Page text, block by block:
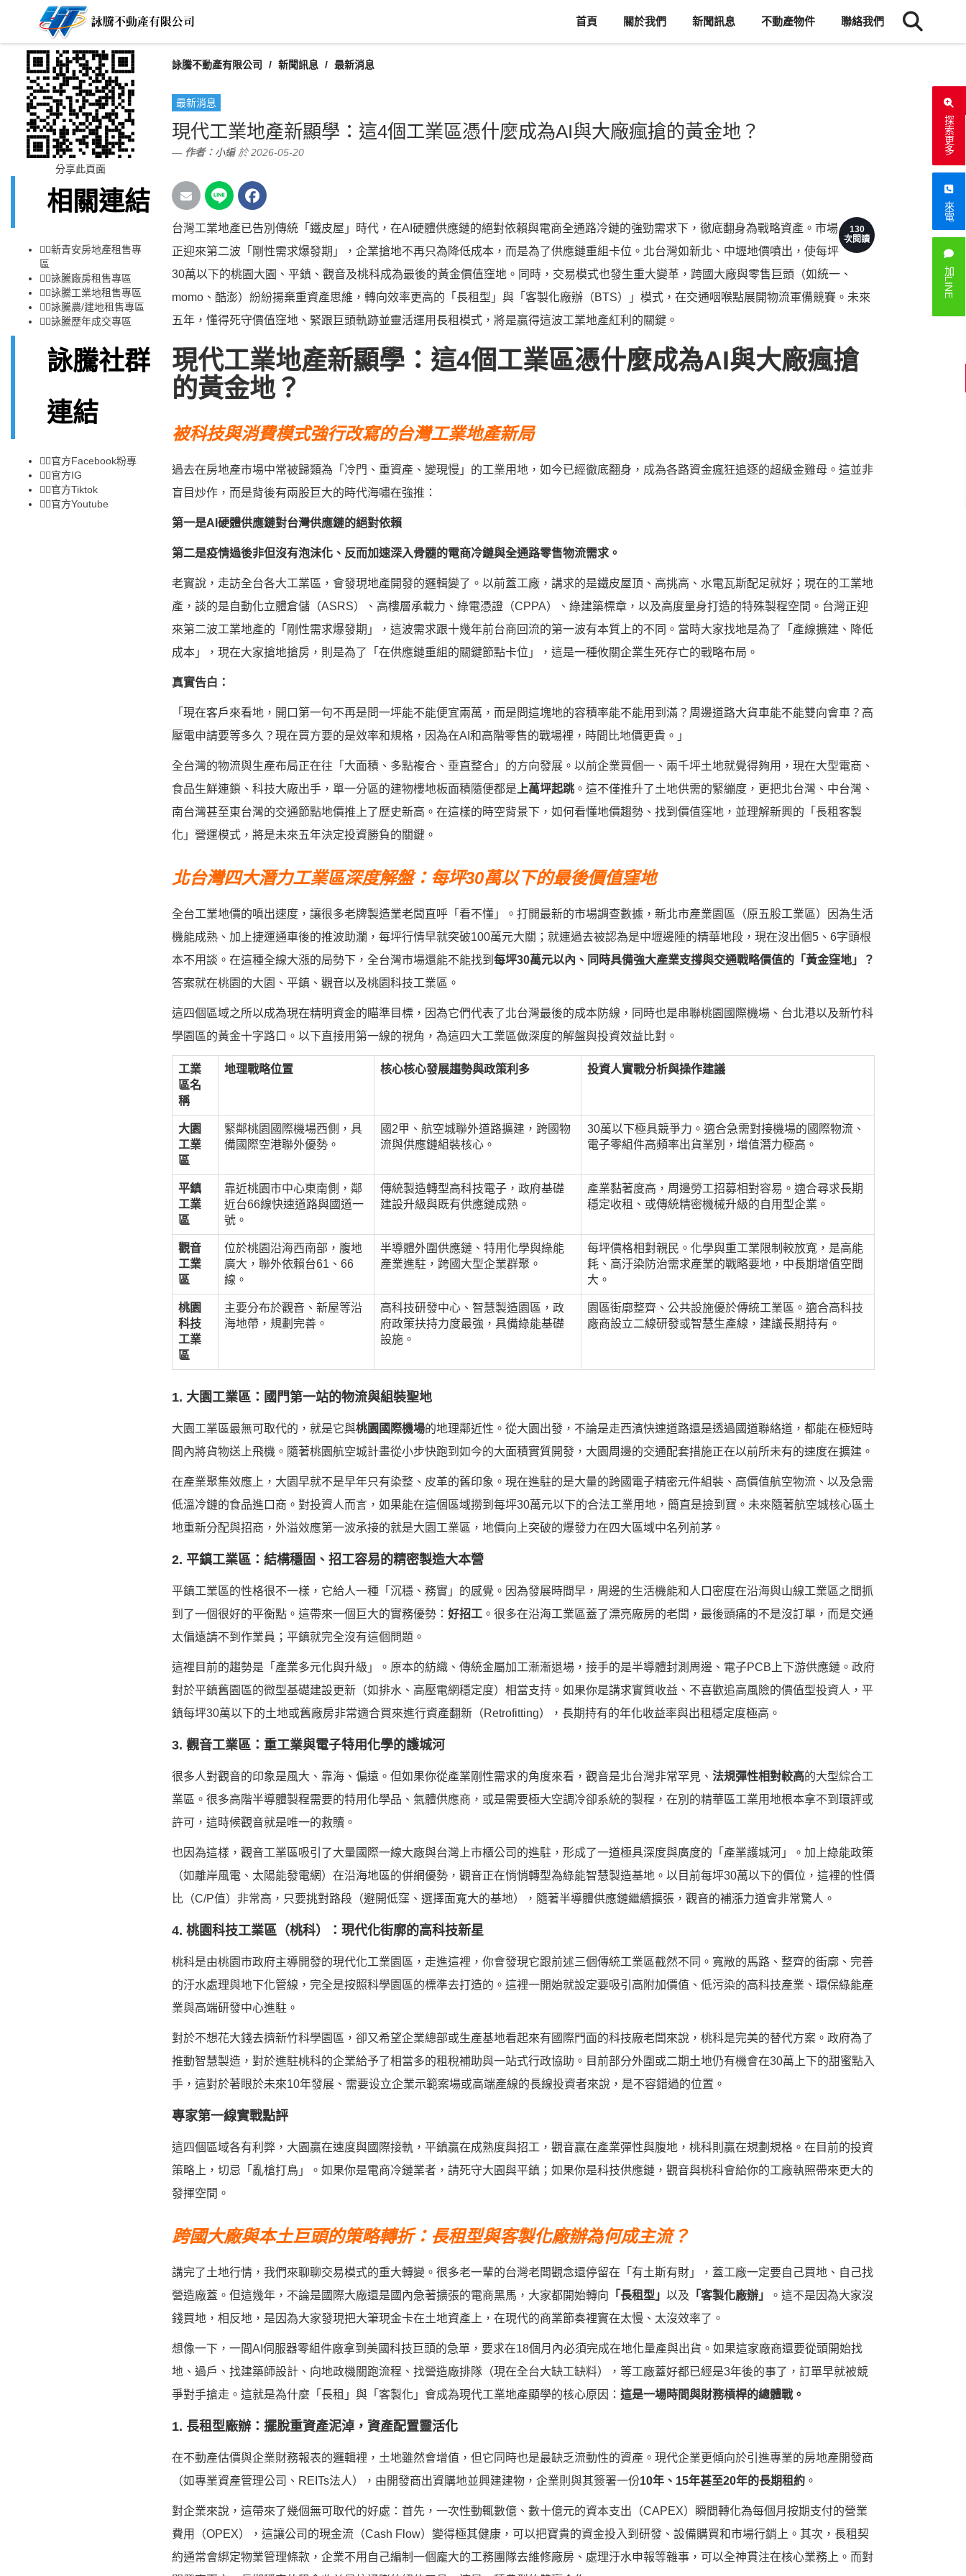
首頁 關於我們 新聞訊息 不動產物件 聯絡我們
探索更多
來電
加LINE
詠騰不動產有限公司 新聞訊息 最新消息
最新消息
現代工業地產新顯學：這4個工業區憑什麼成為AI與大廠瘋搶的黃金地？
作者： 小編於 2026-05-20
130
次閱讀
台灣工業地產已告別傳統「鐵皮屋」時代，在AI硬體供應鏈的絕對依賴與電商全通路冷鏈的強勁需求下，徹底翻身為戰略資產。市場
正迎來第二波「剛性需求爆發期」，企業搶地不再只為降低成本，而是為了供應鏈重組卡位。北台灣如新北、中壢地價噴出，使每坪
30萬以下的桃園大園、平鎮、觀音及桃科成為最後的黃金價值窪地。同時，交易模式也發生重大變革，跨國大廠與零售巨頭（如統一、
momo、酷澎）紛紛揚棄重資產思維，轉向效率更高的「長租型」與「客製化廠辦（BTS）」模式，在交通咽喉點展開物流軍備競賽。未來
五年，懂得死守價值窪地、緊跟巨頭軌跡並靈活運用長租模式，將是贏得這波工業地產紅利的關鍵。
現代工業地產新顯學：這4個工業區憑什麼成為AI與大廠瘋搶
的黃金地？
被科技與消費模式強行改寫的台灣工業地產新局
過去在房地產市場中常被歸類為「冷門、重資產、變現慢」的工業用地，如今已經徹底翻身，成為各路資金瘋狂追逐的超級金雞母。這並非
盲目炒作，而是背後有兩股巨大的時代海嘯在強推：
第一是AI硬體供應鏈對台灣供應鏈的絕對依賴
第二是疫情過後非但沒有泡沫化、反而加速深入骨髓的電商冷鏈與全通路零售物流需求。
老實說，走訪全台各大工業區，會發現地產開發的邏輯變了。以前蓋工廠，講求的是鐵皮屋頂、高挑高、水電瓦斯配足就好；現在的工業地
產，談的是自動化立體倉儲（ASRS）、高樓層承載力、綠電憑證（CPPA）、綠建築標章，以及高度量身打造的特殊製程空間。台灣正迎
來第二波工業地產的「剛性需求爆發期」，這波需求跟十幾年前台商回流的第一波有本質上的不同。當時大家找地是為了「產線擴建、降低
成本」，現在大家搶地搶房，則是為了「在供應鏈重組的關鍵節點卡位」，這是一種攸關企業生死存亡的戰略布局。
真實告白：
「現在客戶來看地，開口第一句不再是問一坪能不能便宜兩萬，而是問這塊地的容積率能不能用到滿？周邊道路大貨車能不能雙向會車？高
壓電申請要等多久？現在買方要的是效率和規格，因為在AI和高階零售的戰場裡，時間比地價更貴。」
全台灣的物流與生產布局正在往「大面積、多點複合、垂直整合」的方向發展。以前企業買個一、兩千坪土地就覺得夠用，現在大型電商、
食品生鮮連鎖、科技大廠出手，單一分區的建物樓地板面積隨便都是 上萬坪起跳。這不僅推升了土地供需的緊繃度，更把北台灣、中台灣、
南台灣甚至東台灣的交通節點地價推上了歷史新高。在這樣的時空背景下，如何看懂地價趨勢、找到價值窪地，並理解新興的「長租客製
化」營運模式，將是未來五年決定投資勝負的關鍵。
北台灣四大潛力工業區深度解盤：每坪30萬以下的最後價值窪地
全台工業地價的噴出速度，讓很多老牌製造業老闆直呼「看不懂」。打開最新的市場調查數據，新北市產業園區（原五股工業區）因為生活
機能成熟、加上捷運通車後的推波助瀾，每坪行情早就突破100萬元大關；就連過去被認為是中壢邊陲的精華地段，現在沒出個5、6字頭根
本不用談。在這種全線大漲的局勢下，全台灣市場還能不能找到 每坪30萬元以內、同時具備強大產業支撐與交通戰略價值的「黃金窪地」？
答案就在桃園的大園、平鎮、觀音以及桃園科技工業區。
這四個區域之所以成為現在精明資金的瞄準目標，因為它們代表了北台灣最後的成本防線，同時也是串聯桃園國際機場、台北港以及新竹科
學園區的黃金十字路口。以下直接用第一線的視角，為這四大工業區做深度的解盤與投資效益比對。
工業
區名
稱
地理戰略位置 核心核心發展趨勢與政策利多 投資人實戰分析與操作建議
大園
工業
區
緊鄰桃園國際機場西側，具
備國際空港聯外優勢。
國2甲、航空城聯外道路擴建，跨國物
流與供應鏈組裝核心。
30萬以下極具競爭力。適合急需對接機場的國際物流、
電子零組件高頻率出貨業別，增值潛力極高。
平鎮
工業
區
靠近桃園市中心東南側，鄰
近台66線快速道路與國道一
號。
傳統製造轉型高科技電子，政府基礎
建設升級與既有供應鏈成熟。
產業黏著度高，周邊勞工招募相對容易。適合尋求長期
穩定收租、或傳統精密機械升級的自用型企業。
觀音
工業
區
位於桃園沿海西南部，腹地
廣大，聯外依賴台61、66
線。
半導體外圍供應鏈、特用化學與綠能
產業進駐，跨國大型企業群聚。
每坪價格相對親民。化學與重工業限制較放寬，是高能
耗、高汙染防治需求產業的戰略要地，中長期增值空間
大。
桃園
科技
工業
區
主要分布於觀音、新屋等沿
海地帶，規劃完善。
高科技研發中心、智慧製造園區，政
府政策扶持力度最強，具備綠能基礎
設施。
園區街廓整齊、公共設施優於傳統工業區。適合高科技
廠商設立二線研發或智慧生產線，建議長期持有。
1. 大園工業區：國門第一站的物流與組裝聖地
大園工業區最無可取代的，就是它與桃園國際機場的地理鄰近性。從大園出發，不論是走西濱快速道路還是透過國道聯絡道，都能在極短時
間內將貨物送上飛機。隨著桃園航空城計畫從小步快跑到如今的大面積實質開發，大園周邊的交通配套措施正在以前所未有的速度在擴建。
在產業聚集效應上，大園早就不是早年只有染整、皮革的舊印象。現在進駐的是大量的跨國電子精密元件組裝、高價值航空物流、以及急需
低溫冷鏈的食品進口商。對投資人而言，如果能在這個區域撈到每坪30萬元以下的合法工業用地，簡直是撿到寶。未來隨著航空城核心區土
地重新分配與招商，外溢效應第一波承接的就是大園工業區，地價向上突破的爆發力在四大區域中名列前茅。
2. 平鎮工業區：結構穩固、招工容易的精密製造大本營
平鎮工業區的性格很不一樣，它給人一種「沉穩、務實」的感覺。因為發展時間早，周邊的生活機能和人口密度在沿海與山線工業區之間抓
到了一個很好的平衡點。這帶來一個巨大的實務優勢： 好招工 。很多在沿海工業區蓋了漂亮廠房的老闆，最後頭痛的不是沒訂單，而是交通
太偏遠請不到作業員；平鎮就完全沒有這個問題。
這裡目前的趨勢是「產業多元化與升級」。原本的紡織、傳統金屬加工漸漸退場，接手的是半導體封測周邊、電子PCB上下游供應鏈。政府
對於平鎮舊園區的微型基礎建設更新（如排水、高壓電網穩定度）相當支持。如果你是講求實質收益、不喜歡追高風險的價值型投資人，平
鎮每坪30萬以下的土地或舊廠房非常適合買來進行資產翻新（Retrofitting），長期持有的年化收益率與出租穩定度極高。
3. 觀音工業區：重工業與電子特用化學的護城河
很多人對觀音的印象是風大、靠海、偏遠。但如果你從產業剛性需求的角度來看，觀音是北台灣非常罕見、 法規彈性相對較高的大型綜合工
業區。很多高階半導體製程需要的特用化學品、氣體供應商，或是需要極大空調冷卻系統的製程，在別的精華區工業用地根本拿不到環評或
許可，這時候觀音就是唯一的救贖。
也因為這樣，觀音工業區吸引了大量國際一線大廠與台灣上市櫃公司的進駐，形成了一道極具深度與廣度的「產業護城河」。加上綠能政策
（如離岸風電、太陽能發電網）在沿海地區的併網優勢，觀音正在悄悄轉型為綠能智慧製造基地。以目前每坪30萬以下的價位，這裡的性價
比（C/P值）非常高，只要挑對路段（避開低窪、選擇面寬大的基地），隨著半導體供應鏈繼續擴張，觀音的補漲力道會非常驚人。
4. 桃園科技工業區（桃科）：現代化街廓的高科技新星
桃科是由桃園市政府主導開發的現代化工業園區，走進這裡，你會發現它跟前述三個傳統工業區截然不同。寬敞的馬路、整齊的街廓、完善
的汙水處理與地下化管線，完全是按照科學園區的標準去打造的。這裡一開始就設定要吸引高附加價值、低污染的高科技產業、環保綠能產
業與高端研發中心進駐。
對於不想花大錢去擠新竹科學園區，卻又希望企業總部或生產基地看起來有國際門面的科技廠老闆來說，桃科是完美的替代方案。政府為了
推動智慧製造，對於進駐桃科的企業給予了相當多的租稅補助與一站式行政協助。目前部分外圍或二期土地仍有機會在30萬上下的甜蜜點入
手，這對於著眼於未來10年發展、需要设立企業示範案場或高端產線的長線投資者來說，是不容錯過的位置。
專家第一線實戰點評
這四個區域各有利弊，大園贏在速度與國際接軌，平鎮贏在成熟度與招工，觀音贏在產業彈性與腹地，桃科則贏在規劃規格。在目前的投資
策略上，切忌「亂槍打鳥」。如果你是電商冷鏈業者，請死守大園與平鎮；如果你是科技供應鏈，觀音與桃科會給你的工廠執照帶來更大的
發揮空間。
跨國大廠與本土巨頭的策略轉折：長租型與客製化廠辦為何成主流？
講完了土地行情，我們來聊聊交易模式的重大轉變。很多老一輩的台灣老闆觀念還停留在「有土斯有財」，蓋工廠一定要自己買地、自己找
營造廠蓋。但這幾年，不論是國際大廠還是國內急著擴張的電商黑馬，大家都開始轉向 「長租型」 以及 「客製化廠辦」
。這不是因為大家沒
錢買地，相反地，是因為大家發現把大筆現金卡在土地資產上，在現代的商業節奏裡實在太慢、太沒效率了。
想像一下，一間AI伺服器零組件廠拿到美國科技巨頭的急單，要求在18個月內必須完成在地化量產與出貨。如果這家廠商還要從頭開始找
地、過戶、找建築師設計、向地政機關跑流程、找營造廠排隊（現在全台大缺工缺料），等工廠蓋好都已經是3年後的事了，訂單早就被競
爭對手搶走。這就是為什麼「長租」與「客製化」會成為現代工業地產顯學的核心原因： 這是一場時間與財務槓桿的總體戰。
1. 長租型廠辦：擺脫重資產泥淖，資產配置靈活化
在不動產估價與企業財務報表的邏輯裡，土地雖然會增值，但它同時也是最缺乏流動性的資產。現代企業更傾向於引進專業的房地產開發商
（如專業資產管理公司、REITs法人），由開發商出資購地並興建建物，企業則與其簽署一份10年、15年甚至20年的長期租約 。
對企業來說，這帶來了幾個無可取代的好處：首先，一次性動輒數億、數十億元的資本支出（CAPEX）瞬間轉化為每個月按期支付的營業
費用（OPEX），這讓公司的現金流（Cash Flow）變得極其健康，可以把寶貴的資金投入到研發、設備購買和市場行銷上。其次，長租契
約通常會綁定物業管理條款，企業不用自己編制一個龐大的工務團隊去維修廠房、處理汙水申報等雜事，可以全神貫注在核心業務上。而對
分享此頁面
相關連結
👉🏻新青安房地產租售專
區
👉🏻詠騰廠房租售專區
👉🏻詠騰工業地租售專區
👉🏻詠騰農/建地租售專區
👉🏻詠騰歷年成交專區
詠騰社群
連結
👉🏻官方Facebook粉專
👉🏻官方IG
👉🏻官方Tiktok
👉🏻官方Youtube